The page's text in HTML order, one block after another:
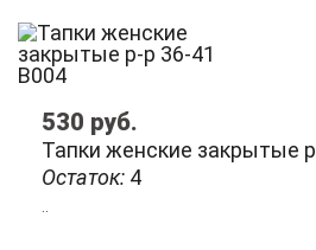
Остаток: 4
Тапки женские закрытые
530 руб.